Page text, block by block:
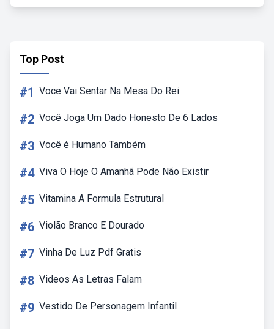
Top Post
#1 Voce Vai Sentar Na Mesa Do Rei
#2 Você Joga Um Dado Honesto De 6 Lados
#3 Você é Humano Também
#4 Viva O Hoje O Amanhã Pode Não Existir
#5 Vitamina A Formula Estrutural
#6 Violão Branco E Dourado
#7 Vinha De Luz Pdf Gratis
#8 Videos As Letras Falam
#9 Vestido De Personagem Infantil